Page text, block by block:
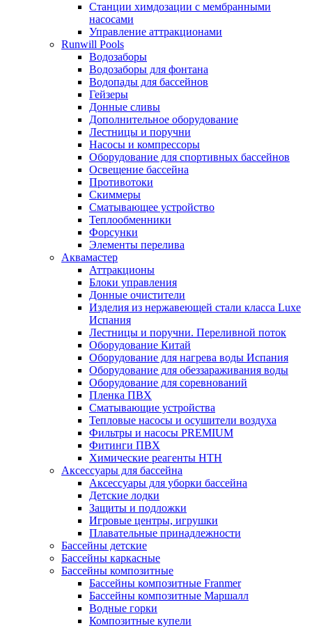
Станции химдозации с мембранными
насосами
Управление аттракционами
Runwill Pools
Водозаборы
Водозаборы для фонтана
Водопады для бассейнов
Гейзеры
Донные сливы
Дополнительное оборудование
Лестницы и поручни
Насосы и компрессоры
Оборудование для спортивных бассейнов
Освещение бассейна
Противотоки
Скиммеры
Сматывающее устройство
Теплообменники
Форсунки
Элементы перелива
Аквамастер
Аттракционы
Блоки управления
Донные очистители
Изделия из нержавеющей стали класса Luxe
Испания
Лестницы и поручни. Переливной поток
Оборудование Китай
Оборудование для нагрева воды Испания
Оборудование для обеззараживания воды
Оборудование для соревнований
Пленка ПВХ
Сматывающие устройства
Тепловые насосы и осушители воздуха
Фильтры и насосы PREMIUM
Фитинги ПВХ
Химические реагенты HTH
Аксессуары для бассейна
Аксессуары для уборки бассейна
Детские лодки
Защиты и подложки
Игровые центры, игрушки
Плавательные принадлежности
Бассейны детские
Бассейны каркасные
Бассейны композитные
Бассейны композитные Franmer
Бассейны композитные Маршалл
Водные горки
Композитные купели